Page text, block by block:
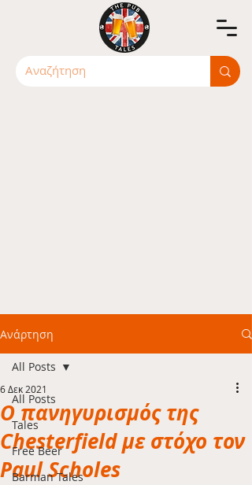
Ανάρτηση
All Posts
Tales
Free Beer
Barman Tales
All Posts
Ο πανηγυρισμός της
Chesterfield με στόχο τον
Paul Scholes
6 Δεκ 2021